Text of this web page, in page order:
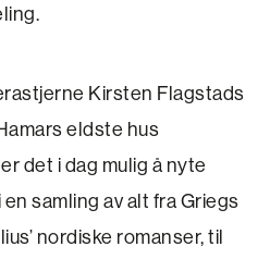
Kirsten Flagstads
eldste hus
det i dag mulig å nyte
samling av alt fra Griegs
nordiske romanser, til